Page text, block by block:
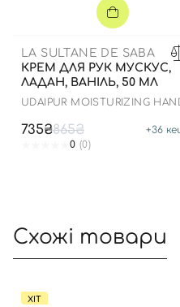
LA SULTANE DE SABA
КРЕМ ДЛЯ РУК МУСКУС,
ЛАДАН, ВАНІЛЬ, 50 МЛ
UDAIPUR MOISTURIZING
735₴865₴ +36
0 (0)
Схожі товари
ХІТ